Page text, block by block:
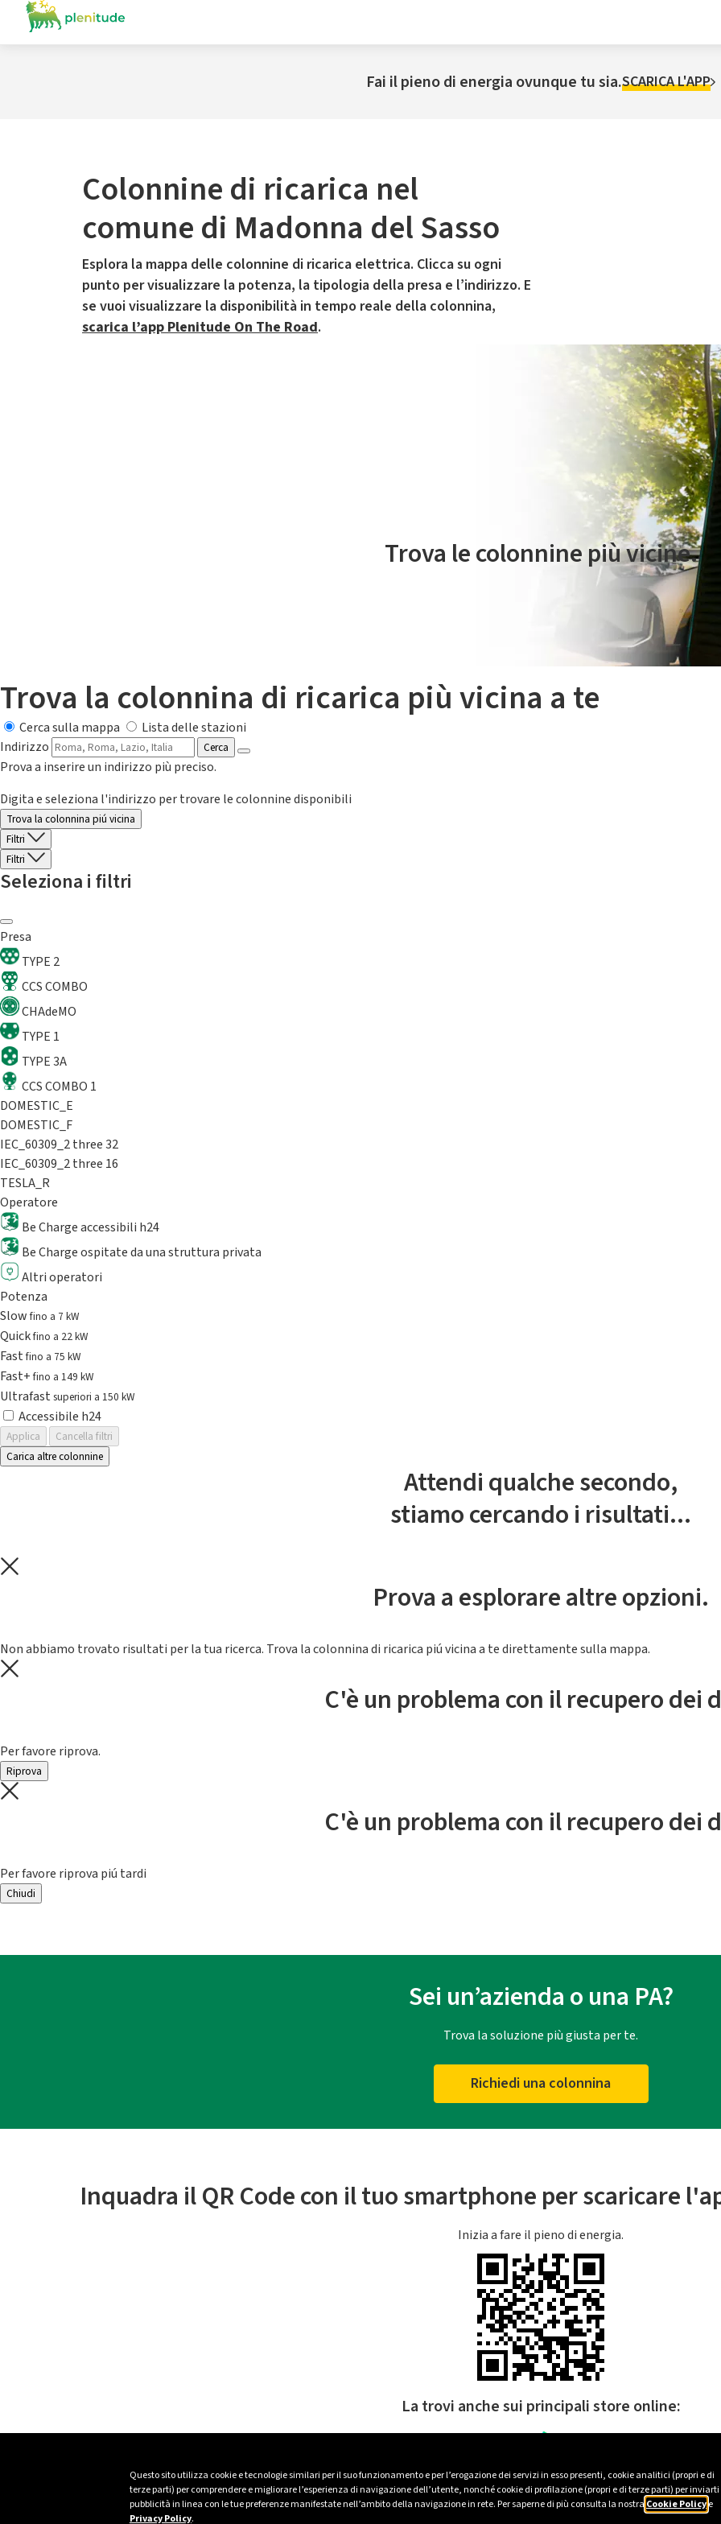
Questo sito utilizza cookie e tecnologie similari per il suo funzionamento e per l’erogazione dei servizi in esso presenti, cookie analitici (propri e di
terze parti) per comprendere e migliorare l’esperienza di navigazione dell’utente, nonché cookie di profilazione (propri e di terze parti) per inviarti
pubblicità in linea con le tue preferenze manifestate nell’ambito della navigazione in rete. Per saperne di più consulta la nostra Cookie Policye
Privacy Policy.
Fai il pieno di energia ovunque tu sia.SCARICA L'APP
Colonnine di ricarica nel
comune di Madonna del Sasso
Esplora la mappa delle colonnine di ricarica elettrica. Clicca su ogni
punto per visualizzare la potenza, la tipologia della presa e l’indirizzo. E
se vuoi visualizzare la disponibilità in tempo reale della colonnina,
scarica l’app Plenitude On The Road.
Il servizio di mobilità elettrica è gestito da Plenitude On The Road
Trova le colonnine più vicine.
Trova la colonnina di ricarica più vicina a te
Cerca sulla mappa
Lista delle stazioni
Indirizzo
Cerca
Prova a inserire un indirizzo più preciso.
Digita e seleziona l'indirizzo per trovare le colonnine disponibili
Trova la colonnina piú vicina
Filtri
Filtri
Seleziona i filtri
Presa
TYPE 2
CCS COMBO
CHAdeMO
TYPE 1
TYPE 3A
CCS COMBO 1
DOMESTIC_E
DOMESTIC_F
IEC_60309_2 three 32
IEC_60309_2 three 16
TESLA_R
Operatore
Be Charge accessibili h24
Be Charge ospitate da una struttura privata
Altri operatori
Potenza
Slowfino a 7 kW
Quickfino a 22 kW
Fastfino a 75 kW
Fast+fino a 149 kW
Ultrafast superiori a 150 kW
Accessibile h24
Applica
Cancella filtri
Carica altre colonnine
Attendi qualche secondo,
stiamo cercando i risultati...
Prova a esplorare altre opzioni.
Non abbiamo trovato risultati per la tua ricerca. Trova la colonnina di ricarica piú vicina a te direttamente sulla mappa.
C'è un problema con il recupero dei
Per favore riprova.
Riprova
C'è un problema con il recupero dei
Per favore riprova piú tardi
Chiudi
Sei un’azienda o una PA?
Trova la soluzione più giusta per te.
Richiedi una colonnina
Inquadra il QR Code con il tuo smartphone per scaricare
Inizia a fare il pieno di energia.
La trovi anche sui principali store online: